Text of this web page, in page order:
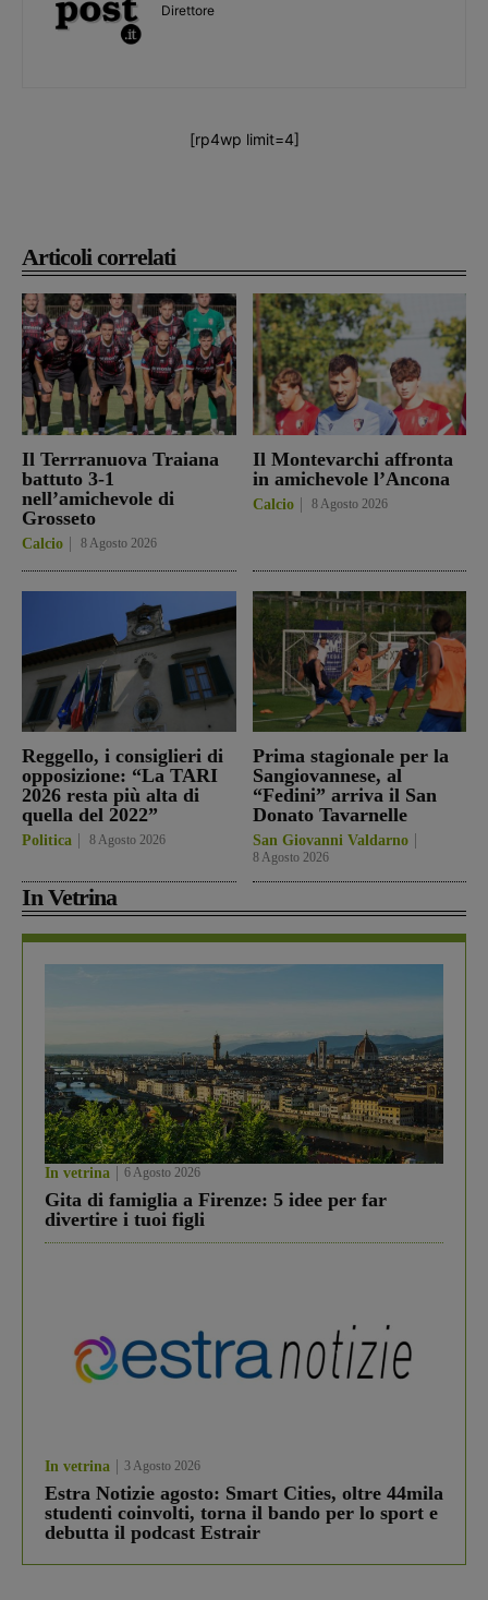
Articoli correlati
Il Terrranuova Traiana
battuto 3-1
nell’amichevole di
Grosseto
Calcio 8 Agosto 2026
Il Montevarchi affronta
in amichevole l’Ancona
Calcio 8 Agosto 2026
Reggello, i consiglieri di
opposizione: “La TARI
2026 resta più alta di
quella del 2022”
Politica 8 Agosto 2026
Prima stagionale per la
Sangiovannese, al
“Fedini” arriva il San
Donato Tavarnelle
San Giovanni Valdarno
8 Agosto 2026
In Vetrina
In vetrina 6 Agosto 2026
Gita di famiglia a Firenze: 5 idee per far
divertire i tuoi figli
In vetrina 3 Agosto 2026
Estra Notizie agosto: Smart Cities, oltre 44mila
studenti coinvolti, torna il bando per lo sport e
debutta il podcast Estrair
Direttore
[rp4wp limit=4]